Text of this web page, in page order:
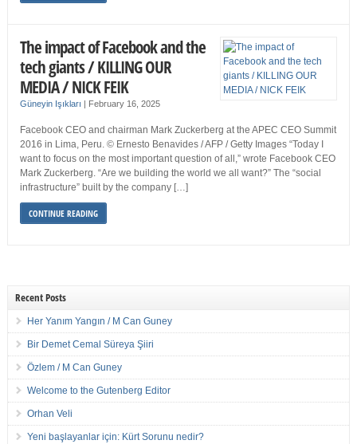
The impact of Facebook and the
tech giants / KILLING OUR
MEDIA / NICK FEIK
Güneyin Işıkları | February 16, 2025
Facebook CEO and chairman Mark Zuckerberg at the APEC CEO Summit
2016 in Lima, Peru. © Ernesto Benavides / AFP / Getty Images “Today I
want to focus on the most important question of all,” wrote Facebook CEO
Mark Zuckerberg. “Are we building the world we all want?” The “social
infrastructure” built by the company […]
CONTINUE READING
Recent Posts
Her Yanım Yangın / M Can Guney
Bir Demet Cemal Süreya Şiiri
Özlem / M Can Guney
Welcome to the Gutenberg Editor
Orhan Veli
Yeni başlayanlar için: Kürt Sorunu nedir?